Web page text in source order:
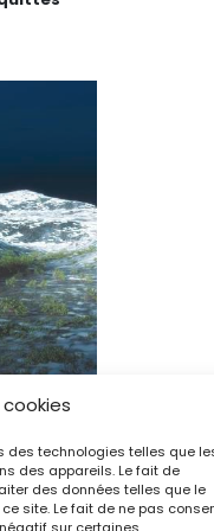
des technologies telles que
des appareils. Le fait de
des données telles que le
site. Le fait de ne pas
il y a 30 000 ans.